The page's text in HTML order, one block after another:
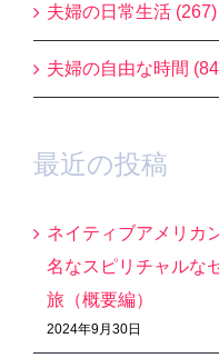
夫婦の日常生活 (267)
夫婦の自由な時間
最近の投稿
ネイティブアメリカ
名なスピリチャルな
旅（概要編）
2024年9月30日